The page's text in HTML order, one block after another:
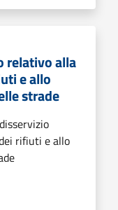
relativo alla
e allo
strade
rifiuti e allo